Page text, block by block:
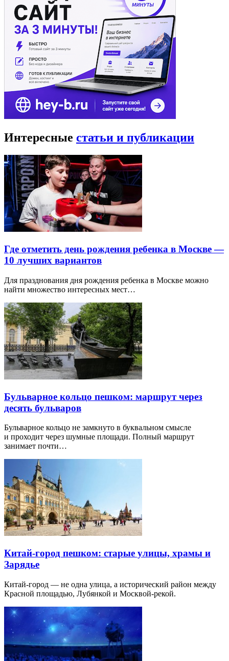
Интересные статьи и публикации
Где отметить день рождения ребенка в Москве —
10 лучших вариантов
Для празднования дня рождения ребенка в Москве можно
найти множество интересных мест…
Бульварное кольцо пешком: маршрут через
десять бульваров
Бульварное кольцо не замкнуто в буквальном смысле
и проходит через шумные площади. Полный маршрут
занимает почти…
Китай-город пешком: старые улицы, храмы и
Зарядье
Китай-город — не одна улица, а исторический район между
Красной площадью, Лубянкой и Москвой-рекой.